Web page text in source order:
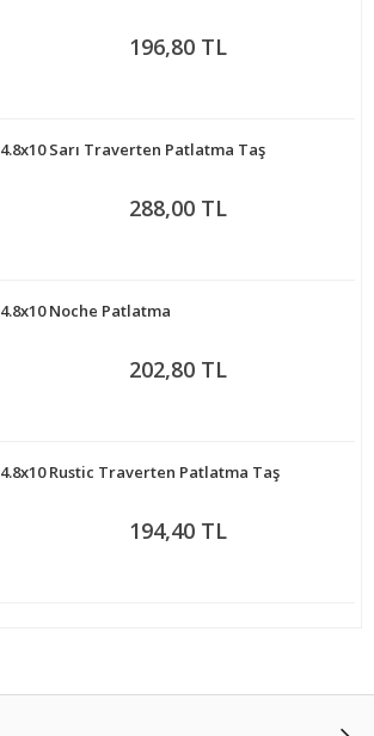
196,80 TL
4.8x10 Sarı Traverten Patlatma Taş
288,00 TL
4.8x10 Noche Patlatma
202,80 TL
4.8x10 Rustic Traverten Patlatma Taş
194,40 TL